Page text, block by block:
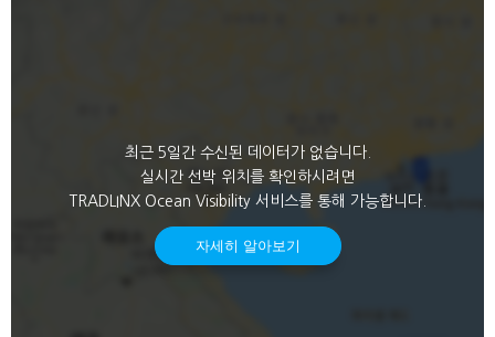
최근 5일간 수신된 데이터가 없습니다.
실시간 선박 위치를 확인하시려면
TRADLINX Ocean Visibility 서비스를 통해 가능합니다.
자세히 알아보기